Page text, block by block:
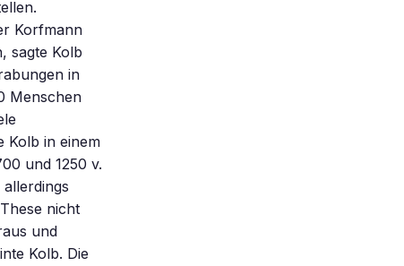
Korfmann
sagte Kolb
in
Menschen
Kolb in einem
und 1250 v.
nicht
und
Kolb. Die